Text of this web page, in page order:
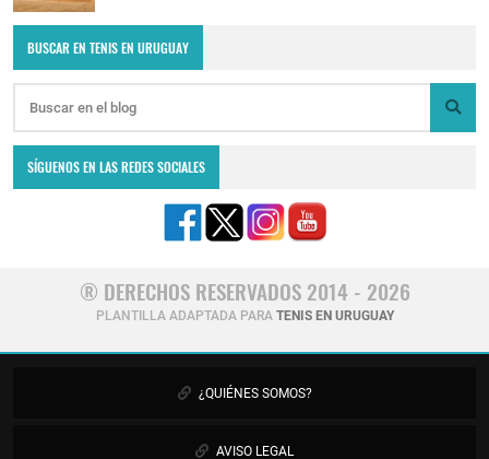
BUSCAR EN TENIS EN URUGUAY
SÍGUENOS EN LAS REDES SOCIALES
® DERECHOS RESERVADOS 2014 - 2026
PLANTILLA ADAPTADA PARA TENIS EN URUGUAY
¿QUIÉNES SOMOS?
AVISO LEGAL